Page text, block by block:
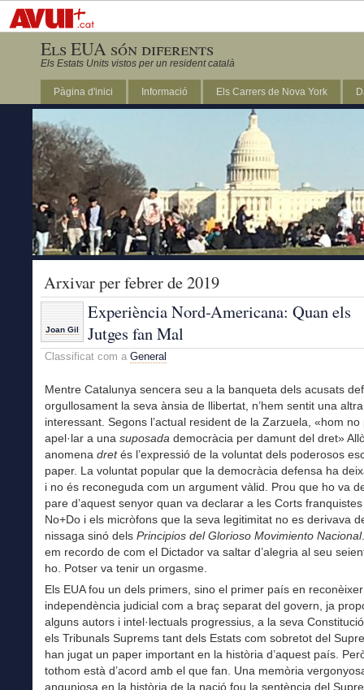
Els EUA són diferents
Els Estats Units vistos per un resident català
Pàgina d'inici Informació Els Carrers de Nova York
Arxivar per febrer de 2019
Joan Gil
Experiència Nord-Americana: Quan els
Jutges fan Mal
Classificat com a General
Mentre Catalunya sencera seu a la banqueta dels acusats
orgullosament la seva ànsia de llibertat, n’hem sentit una
interessant. Segons l’actual resident de la Zarzuela, «hom no
apel·lar a una suposada democràcia per damunt del dret»
anomena dretés l’expressió de la voluntat dels poderosos
paper. La voluntat popular que la democràcia defensa ha
i no és reconeguda com un argument vàlid. Prou que ho va
pare d’aquest senyor quan va declarar a les Corts
No+Do i els micròfons que la seva legitimitat no es derivava
nissaga sinó dels Principios del Glorioso Movimiento Nacional
em recordo de com el Dictador va saltar d’alegria al seu
ho. Potser va tenir un orgasme.
Els EUA fou un dels primers, sino el primer país en
independència judicial com a braç separat del govern, ja
alguns autors i intel·lectuals progressius, a la seva
els Tribunals Suprems tant dels Estats com sobretot del
han jugat un paper important en la història d’aquest país.
tothom està d’acord amb el que fan. Una memòria
anguniosa en la història de la nació fou la sentència del